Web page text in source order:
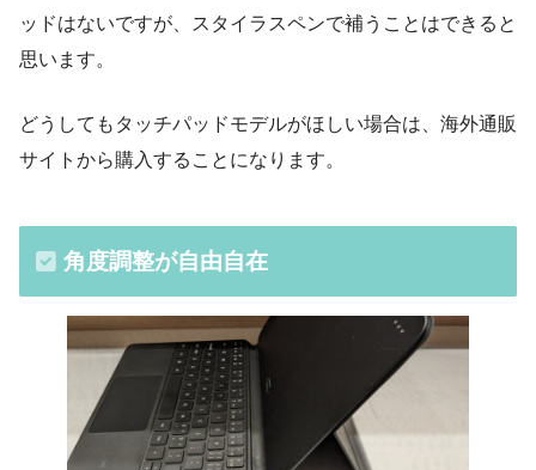
ッドはないですが、スタイラスペンで補うことはできると
思います。
どうしてもタッチパッドモデルがほしい場合は、海外通販
サイトから購入することになります。
角度調整が自由自在